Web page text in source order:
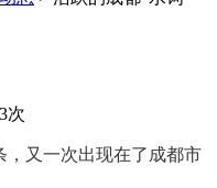
次
又一次出现在了成都市